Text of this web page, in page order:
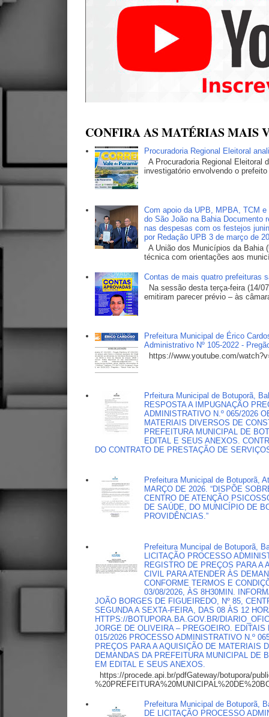
CONFIRA AS MATÉRIAS MAIS
Procuradoria Regional Eleitoral
A Procuradoria Regional Eleitoral
investigatório envolvendo o prefeito
Com apoio da UPB, MPBA, TCM
do São João na Bahia Documento
nas despesas com os festejos
por Redação UPB 3 de março de
A União dos Municípios da Bahia
técnica com orientações aos
Contas de mais quatro prefeituras
Na sessão desta terça-feira (14/
emitiram parecer prévio – às
Prefeitura Municipal de Érico
Administrativo Nº 105-2022 -
https://www.youtube.com/
Prfeitura Municipal de Botuporã,
RESPOSTA A IMPUGNAÇÃO
ADMINISTRATIVO N.º 065/2026
MATERIAIS DIVERSOS DE
PREFEITURA MUNICIPAL DE
EDITAL E SEUS ANEXOS.
DO CONTRATO DE PRESTAÇÃO DE
Prefeitura Municipal de Botuporã,
MARÇO DE 2026. “DISPÕE
CENTRO DE ATENÇÃO
DE SAÚDE, DO MUNICÍPIO DE
PROVIDÊNCIAS.”
Prefeitura Muncipal de Botuporã,
LICITAÇÃO PROCESSO
REGISTRO DE PREÇOS PARA A
CIVIL PARA ATENDER ÀS
CONFORME TERMOS E
03/08/2026, ÀS 8H30MIN.
JOÃO BORGES DE FIGUEIREDO, Nº 85,
SEGUNDA A SEXTA-FEIRA, DAS 08 ÀS 12
HTTPS://BOTUPORA.BA.GOV.BR/
JORGE DE OLIVEIRA – PREGOEIRO.
015/2026 PROCESSO ADMINISTRATIVO N.º
PREÇOS PARA A AQUISIÇÃO DE MATERIAIS
DEMANDAS DA PREFEITURA MUNICIPAL DE
EM EDITAL E SEUS ANEXOS.
https://procede.api.br/pdfGateway/botupora/
Prefeitura Municipal de Botuporã,
DE LICITAÇÃO PROCESSO